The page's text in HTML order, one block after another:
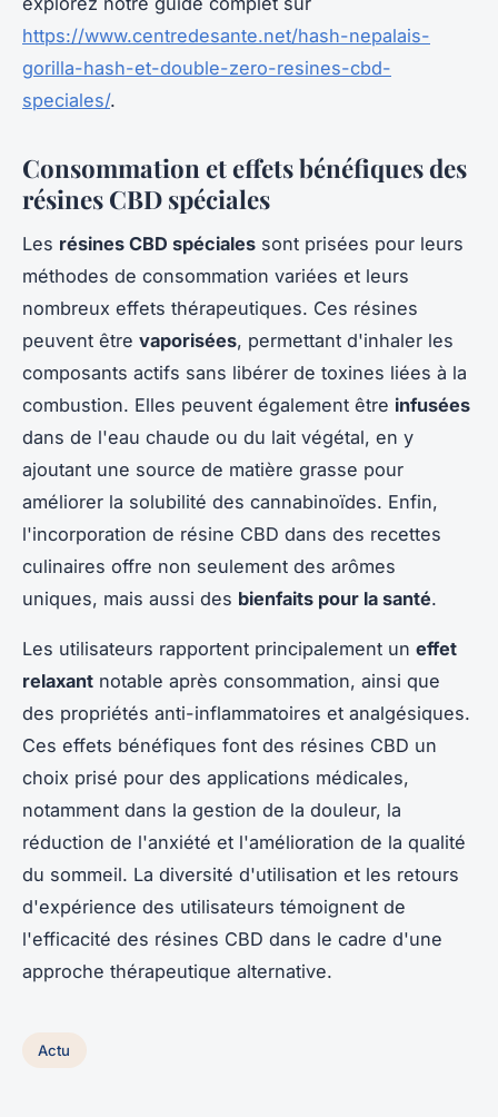
https://www.centredesante.net/hash-nepalais-
gorilla-hash-et-double-zero-resines-cbd-
speciales/.
Consommation et effets bénéfiques des
résines CBD spéciales
Les résines CBD spéciales sont prisées pour leurs
méthodes de consommation variées et leurs
nombreux effets thérapeutiques. Ces résines
peuvent être vaporisées, permettant d'inhaler les
composants actifs sans libérer de toxines liées à la
combustion. Elles peuvent également être infusées
dans de l'eau chaude ou du lait végétal, en y
ajoutant une source de matière grasse pour
améliorer la solubilité des cannabinoïdes. Enfin,
l'incorporation de résine CBD dans des recettes
culinaires offre non seulement des arômes
uniques, mais aussi des bienfaits pour la santé.
Les utilisateurs rapportent principalement un effet
relaxant notable après consommation, ainsi que
des propriétés anti-inflammatoires et analgésiques.
Ces effets bénéfiques font des résines CBD un
choix prisé pour des applications médicales,
notamment dans la gestion de la douleur, la
réduction de l'anxiété et l'amélioration de la qualité
du sommeil. La diversité d'utilisation et les retours
d'expérience des utilisateurs témoignent de
l'efficacité des résines CBD dans le cadre d'une
approche thérapeutique alternative.
Actu